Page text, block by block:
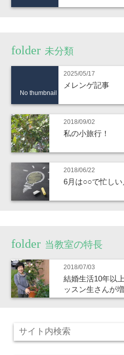
未分類
No thumbnail
2025/05/17
メレンゲ記事
2018/09/02
私の小旅行！
2018/06/22
6月は○○で忙しい
当教室の特長
2018/07/03
結婚生活10年以
ッスン生さんが